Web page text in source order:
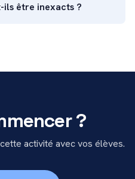
ils être inexacts ?
?
activité avec vos élèves.